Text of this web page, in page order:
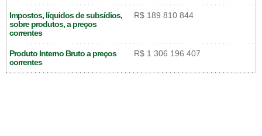
Impostos, líquidos de subsídios,
sobre produtos, a preços
correntes
R$ 189 810 844
Produto Interno Bruto a preços
correntes
R$ 1 306 196 407